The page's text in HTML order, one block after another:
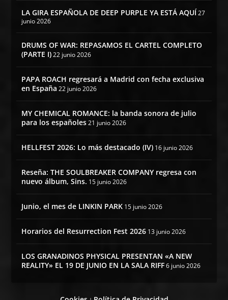
LA GIRA ESPAÑOLA DE DEEP PURPLE YA ESTÁ AQUÍ 27
junio 2026
DRUMS OF WAR: REPASAMOS EL CARTEL COMPLETO
(PARTE I) 22 junio 2026
PAPA ROACH regresará a Madrid con fecha exclusiva
en España 22 junio 2026
MY CHEMICAL ROMANCE: la banda sonora de julio
para los españoles 21 junio 2026
HELLFEST 2026: Lo más destacado (IV) 16 junio 2026
Reseña: THE SOULBREAKER COMPANY regresa con
nuevo álbum, Sins. 15 junio 2026
Junio, el mes de LINKIN PARK 15 junio 2026
Horarios del Resurrection Fest 2026 13 junio 2026
LOS GRANADINOS PHYSICAL PRESENTAN «A NEW
REALITY» EL 19 DE JUNIO EN LA SALA RIFF 6 junio 2026